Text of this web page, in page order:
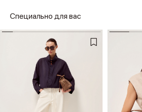
Специально для вас